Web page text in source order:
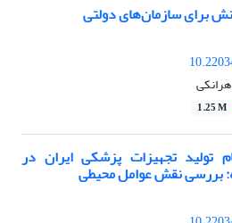
برای سازمان‌های دولتی
1.25 M
تولید تجهیزات پزشکی ایران در
بررسی نقش عوامل محیطی